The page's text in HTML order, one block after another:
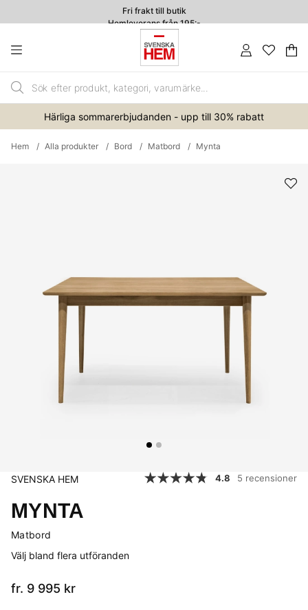
Fri frakt till butik
Hemleverans från 195:-
4.7
.
Härliga sommarerbjudanden - upp till 30% rabatt
Hem Alla produkter Bord Matbord Mynta
SVENSKA HEM 4.8 5 recensioner
MYNTA
Matbord
Välj bland flera utföranden
fr. 9 995 kr